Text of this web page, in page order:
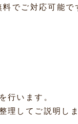
でご対応可能
行います。
理してご説明しま